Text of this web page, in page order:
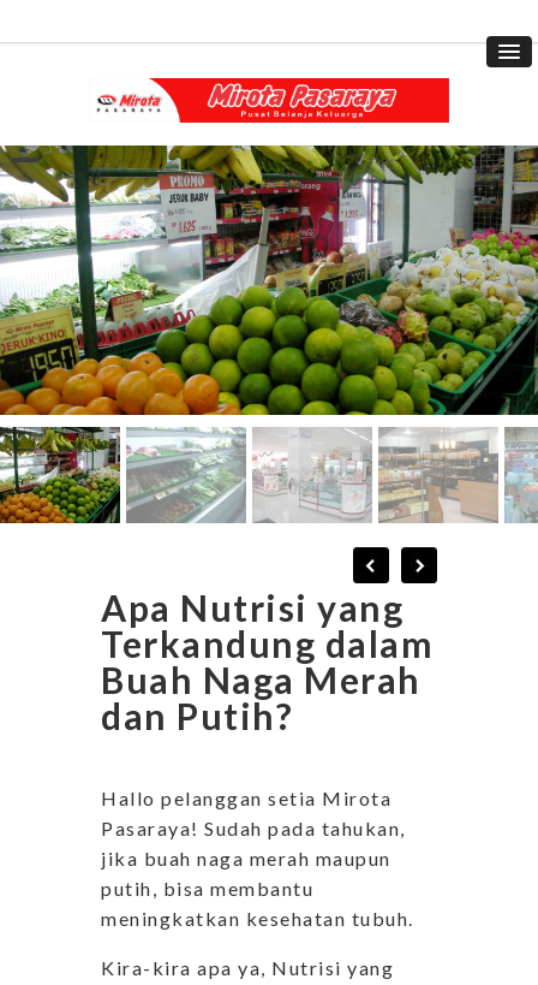
Apa Nutrisi yang
Terkandung dalam
Buah Naga Merah
dan Putih?
Hallo pelanggan setia Mirota
Pasaraya! Sudah pada tahukan,
jika buah naga merah maupun
putih, bisa membantu
meningkatkan kesehatan tubuh.
Kira-kira apa ya, Nutrisi yang